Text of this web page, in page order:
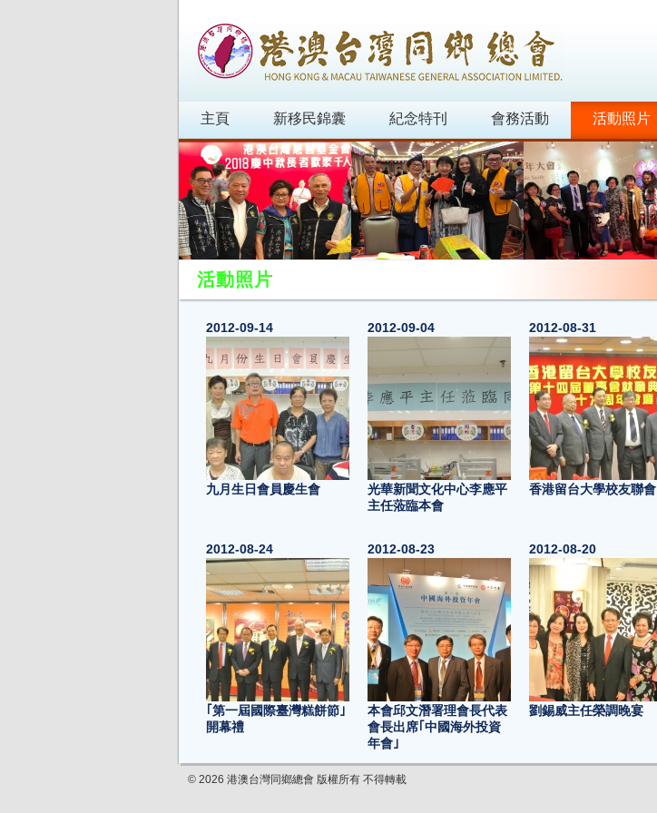
主頁 新移民錦囊 紀念特刊 會務活動 活動照片
活動照片
2012-09-14
九月生日會員慶生會
2012-09-04
光華新聞文化中心李應平
主任蒞臨本會
2012-08-31
香港留台大學校友聯會
2012-08-24
｢第一屆國際臺灣糕餅節｣
開幕禮
2012-08-23
本會邱文潛署理會長代表
會長出席｢中國海外投資
年會｣
2012-08-20
劉錫威主任榮調晚宴
2012-07-17 2012-06-09 2012-06-08
© 2026 港澳台灣同鄉總會 版權所有 不得轉載